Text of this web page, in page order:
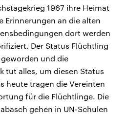
1967 ihre Heimat
Erinnerungen an die alten
dort werden
Der Status Flüchtling
und die
tut alles, um diesen Status
heute tragen die Vereinten
für die Flüchtlinge. Die
gehen in UN-Schulen